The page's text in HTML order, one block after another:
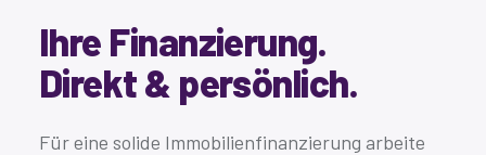
Ihre Finanzierung.
Direkt & persönlich.
Für eine solide Immobilienfinanzierung arbeite